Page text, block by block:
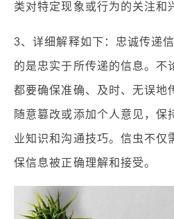
类对特定现象或行为的关注和
3、详细解释如下：忠诚传递
的是忠实于所传递的信息。不
都要确保准确、及时、无误地
随意篡改或添加个人意见，保
业知识和沟通技巧。信虫不仅
保信息被正确理解和接受。